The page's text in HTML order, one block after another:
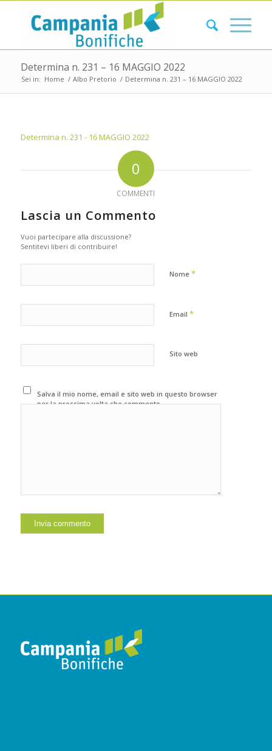
Determina n. 231 – 16 MAGGIO 2022
Sei in: Home / Albo Pretorio / Determina n. 231 – 16 MAGGIO 2022
Determina n. 231 - 16 MAGGIO 2022
0
COMMENTI
Lascia un Commento
Vuoi partecipare alla discussione?
Sentitevi liberi di contribuire!
Nome *
Email *
Sito web
Salva il mio nome, email e sito web in questo browser
per la prossima volta che commento.